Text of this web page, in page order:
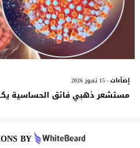
إضآءات- 15 تموز 2026
مستشعر ذهبي فائق الحساسية
BY